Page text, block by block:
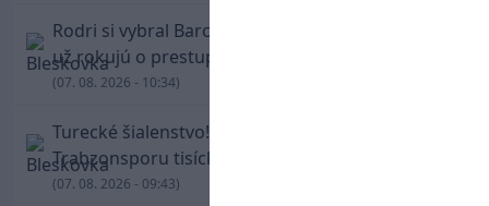
Rodri si vybral Barcelonu a odmietol Real. Kluby
už rokujú o prestupovej čiastke
(07. 08. 2026 - 10:34)
Turecké šialenstvo! Salaha vítali na štadióne
Trabzonsporu tisícky fanúšikov
(07. 08. 2026 - 09:43)